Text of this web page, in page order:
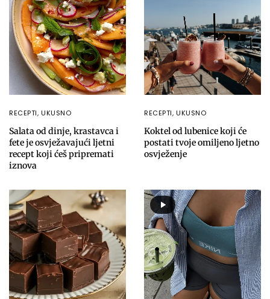
RECEPTI, UKUSNO
Salata od dinje, krastavca i
fete je osvježavajući ljetni
recept koji ćeš pripremati
iznova
RECEPTI, UKUSNO
Koktel od lubenice koji će
postati tvoje omiljeno ljetno
osvježenje